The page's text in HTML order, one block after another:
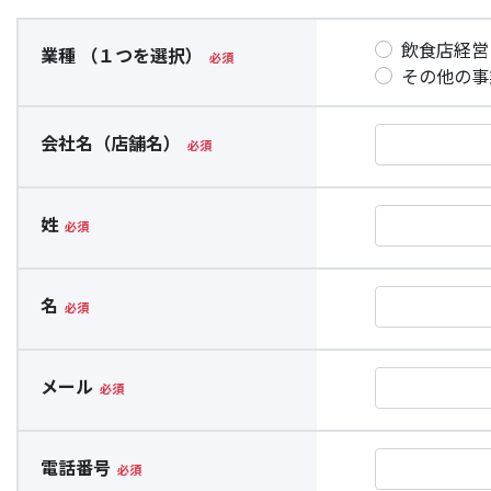
業種 （１つを選択）
飲食店経
その他の
会社名（店舗名）
姓
名
メール
電話番号